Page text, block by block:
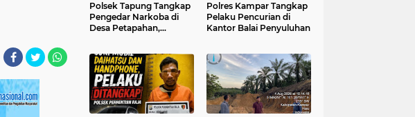
Polsek Tapung Tangkap
Pengedar Narkoba di
Desa Petapahan,
Polres Kampar Tangkap
Pelaku Pencurian di
Kantor Balai Penyuluhan